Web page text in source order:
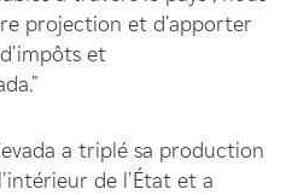
projection et d'apporter
et
a triplé sa production
de l'État et a